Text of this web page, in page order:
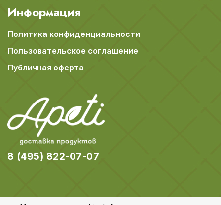
Информация
Политика конфиденциальности
Пользовательское соглашение
Публичная оферта
8 (495) 822-07-07